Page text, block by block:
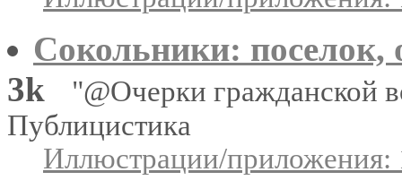
Сокольники: поселок,
3k
"@Очерки гражданской
Публицистика
Иллюстрации/приложения: